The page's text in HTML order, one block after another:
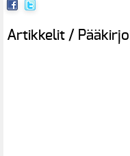
Artikkelit /